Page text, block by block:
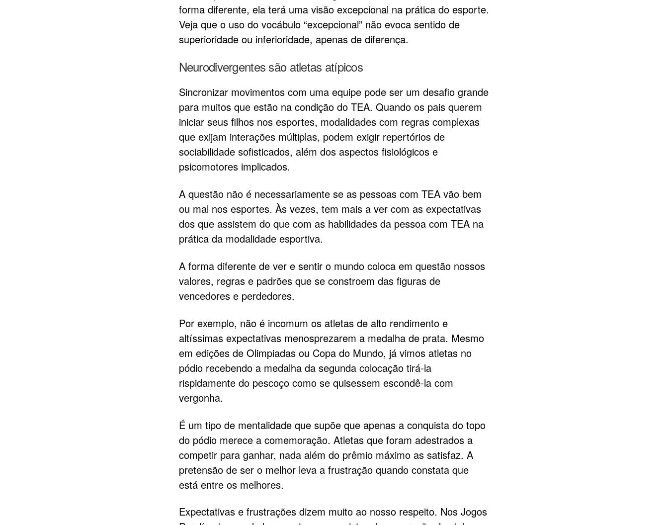
forma diferente, ela terá uma visão excepcional na prática do esporte.
Veja que o uso do vocábulo “excepcional” não evoca sentido de
superioridade ou inferioridade, apenas de diferença.
Neurodivergentes são atletas atípicos
Sincronizar movimentos com uma equipe pode ser um desafio grande
para muitos que estão na condição do TEA. Quando os pais querem
iniciar seus filhos nos esportes, modalidades com regras complexas
que exijam interações múltiplas, podem exigir repertórios de
sociabilidade sofisticados, além dos aspectos fisiológicos e
psicomotores implicados.
A questão não é necessariamente se as pessoas com TEA vão bem
ou mal nos esportes. Às vezes, tem mais a ver com as expectativas
dos que assistem do que com as habilidades da pessoa com TEA na
prática da modalidade esportiva.
A forma diferente de ver e sentir o mundo coloca em questão nossos
valores, regras e padrões que se constroem das figuras de
vencedores e perdedores.
Por exemplo, não é incomum os atletas de alto rendimento e
altíssimas expectativas menosprezarem a medalha de prata. Mesmo
em edições de Olimpiadas ou Copa do Mundo, já vimos atletas no
pódio recebendo a medalha da segunda colocação tirá-la
rispidamente do pescoço como se quisessem escondê-la com
vergonha.
É um tipo de mentalidade que supõe que apenas a conquista do topo
do pódio merece a comemoração. Atletas que foram adestrados a
competir para ganhar, nada além do prêmio máximo as satisfaz. A
pretensão de ser o melhor leva a frustração quando constata que
está entre os melhores.
Expectativas e frustrações dizem muito ao nosso respeito. Nos Jogos